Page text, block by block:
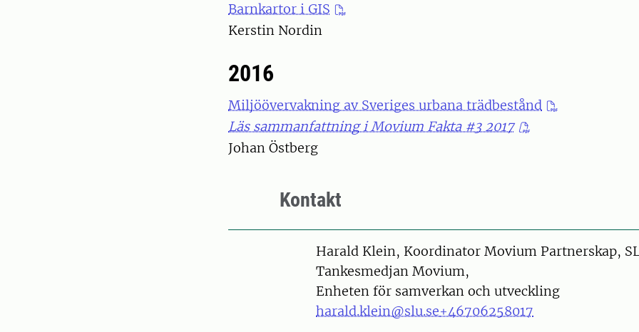
Barnkartor i GIS
Kerstin Nordin
2016
Miljöövervakning av Sveriges urbana trädbestånd
Läs sammanfattning i Movium Fakta #3 2017
Johan Östberg
Kontakt
PersonHarald Klein, Koordinator Movium Partnerskap,
Tankesmedjan Movium,
Enheten för samverkan och utveckling
harald.klein@slu.se+46706258017